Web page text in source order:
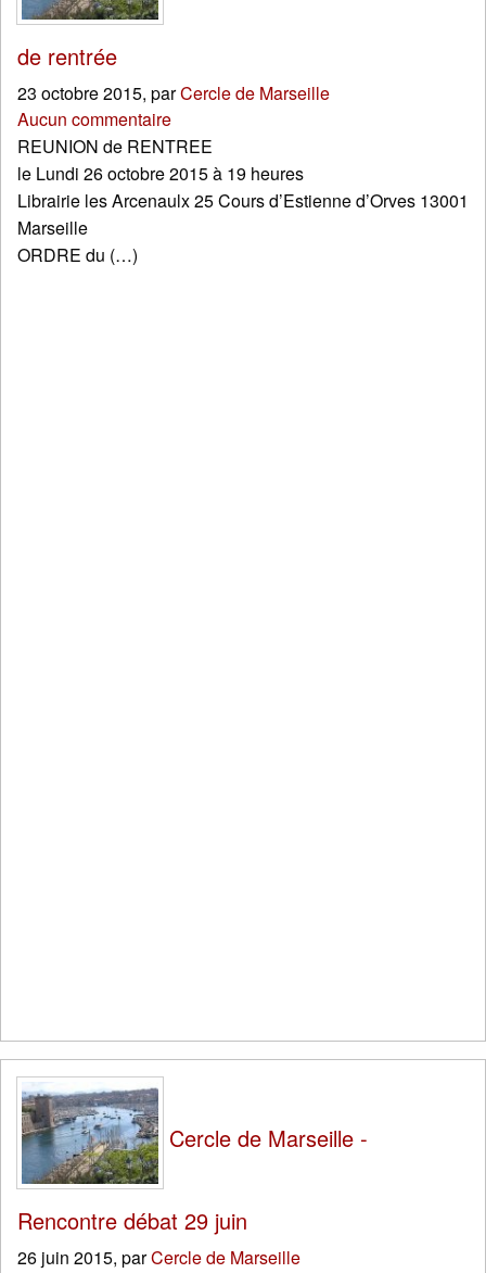
de rentrée
23 octobre 2015, parCercle de Marseille
Aucun commentaire
REUNION de RENTREE
le Lundi 26 octobre 2015 à 19 heures
Librairie les Arcenaulx 25 Cours d’Estienne d’Orves 13001
Marseille
ORDRE du (…)
Cercle de Marseille -
Rencontre débat 29 juin
26 juin 2015, parCercle de Marseille